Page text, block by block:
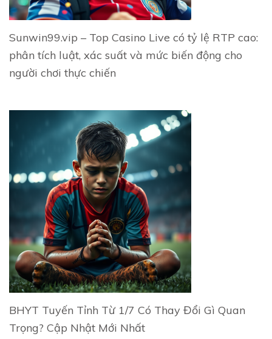
Sunwin99.vip – Top Casino Live có tỷ lệ RTP cao:
phân tích luật, xác suất và mức biến động cho
người chơi thực chiến
BHYT Tuyến Tỉnh Từ 1/7 Có Thay Đổi Gì Quan
Trọng? Cập Nhật Mới Nhất